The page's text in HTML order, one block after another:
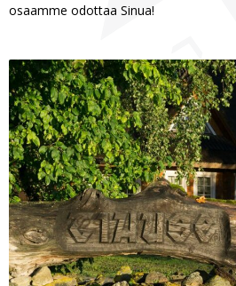
osaamme odottaa Sinua!